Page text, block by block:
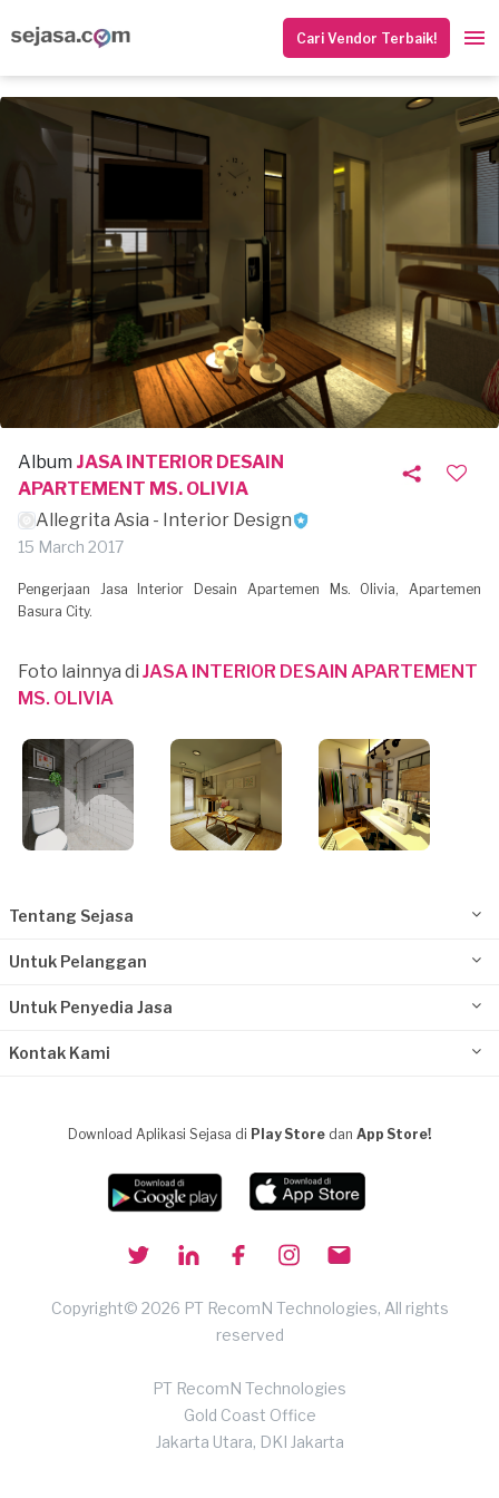
Cari Vendor Terbaik!
Album JASA INTERIOR DESAIN
APARTEMENT MS. OLIVIA
Allegrita Asia - Interior Design
15 March 2017
Pengerjaan Jasa Interior Desain Apartemen Ms. Olivia, Apartemen
Basura City.
Foto lainnya di JASA INTERIOR DESAIN APARTEMENT
MS. OLIVIA
Tentang Sejasa
Untuk Pelanggan
Untuk Penyedia Jasa
Kontak Kami
Download Aplikasi Sejasa di Play Store dan App Store!
Copyright© 2026 PT RecomN Technologies, All rights
reserved
PT RecomN Technologies
Gold Coast Office
Jakarta Utara, DKI Jakarta